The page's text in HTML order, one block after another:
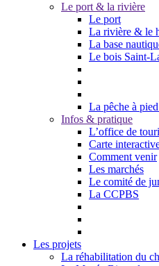
Le port & la rivière
Le port
La rivière & le
La base
Le bois Saint-
La pêche à
Infos & pratique
L’office de
Carte
Comment venir
Les marchés
Le comité de
La CCPBS
Les projets
La réhabilitation du